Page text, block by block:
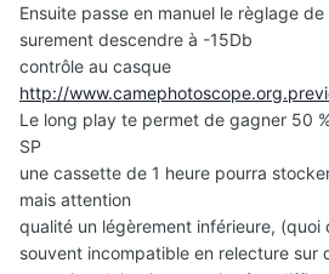
Ensuite passe en manuel le règlage
surement descendre à -15Db
contrôle au casque
http://
Le long play te permet de gagner 50
SP
une cassette de 1 heure pourra
mais attention
qualité un légèrement inférieure, (quoi
souvent incompatible en relecture sur